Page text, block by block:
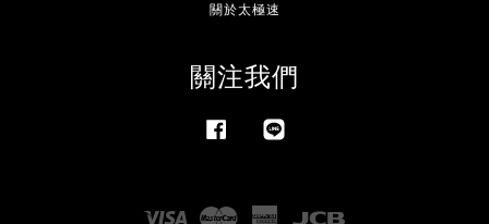
關於太極速
關注我們
Facebook
Visa Master
American